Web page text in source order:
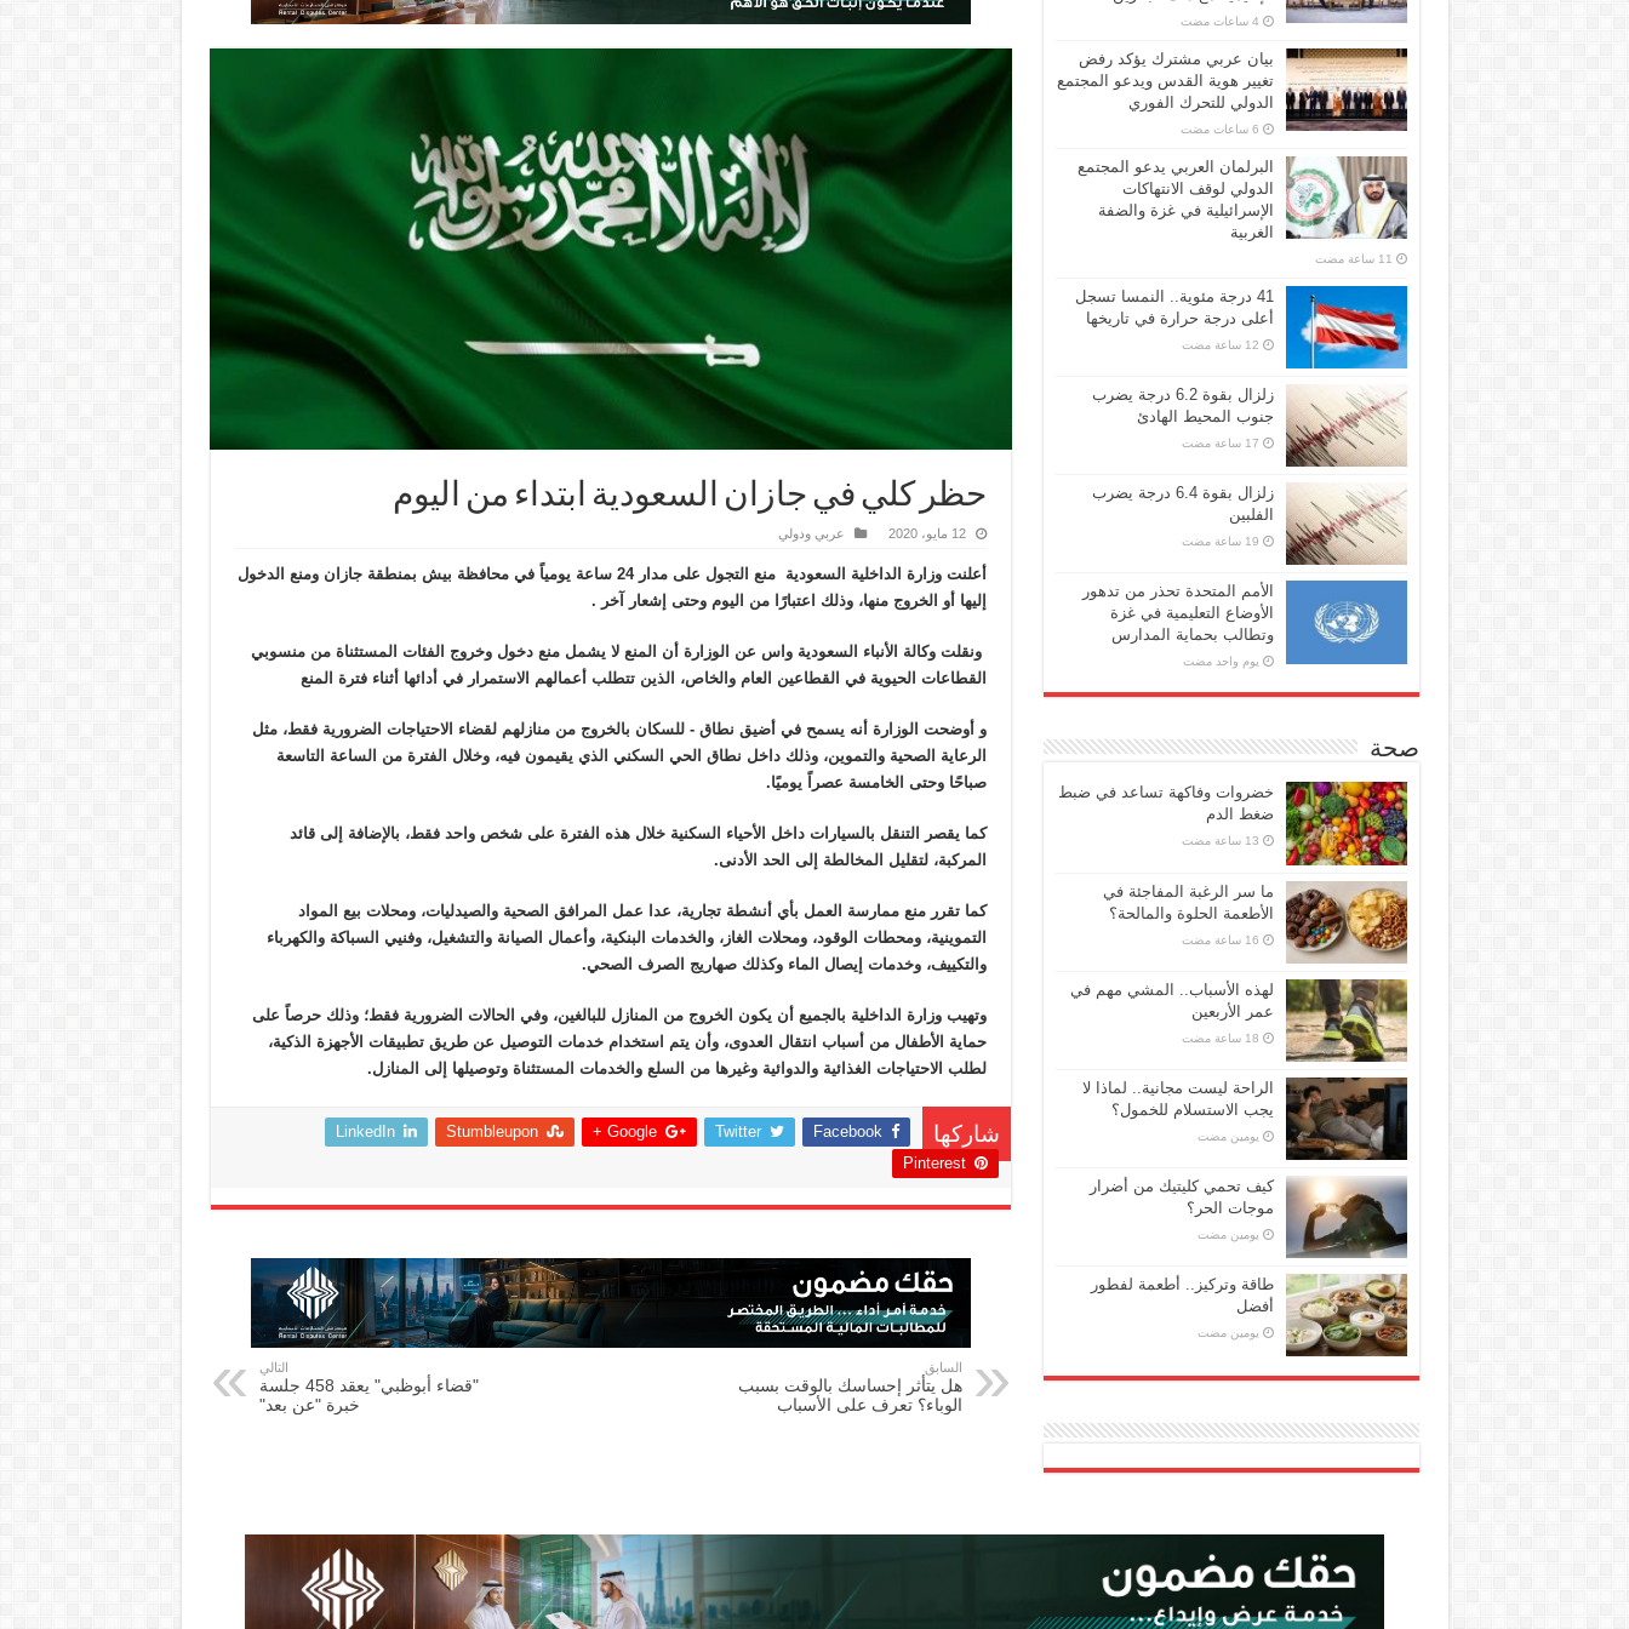
حظر كلي في جازان السعودية ابتداء من اليوم
12 مايو، 2020 عربي ودولي
أعلنت وزارة الداخلية السعودية منع التجول على مدار 24 ساعة يومياً في محافظة بيش بمنطقة جازان ومنع الدخول
إليها أو الخروج منها، وذلك اعتبارًا من اليوم وحتى إشعار آخر .
ونقلت وكالة الأنباء السعودية واس عن الوزارة أن المنع لا يشمل منع دخول وخروج الفئات المستثناة من منسوبي
القطاعات الحيوية في القطاعين العام والخاص، الذين تتطلب أعمالهم الاستمرار في أدائها أثناء فترة المنع
و أوضحت الوزارة أنه يسمح في أضيق نطاق - للسكان بالخروج من منازلهم لقضاء الاحتياجات الضرورية فقط، مثل
الرعاية الصحية والتموين، وذلك داخل نطاق الحي السكني الذي يقيمون فيه، وخلال الفترة من الساعة التاسعة
صباحًا وحتى الخامسة عصراً يوميًا.
كما يقصر التنقل بالسيارات داخل الأحياء السكنية خلال هذه الفترة على شخص واحد فقط، بالإضافة إلى قائد
المركبة، لتقليل المخالطة إلى الحد الأدنى.
كما تقرر منع ممارسة العمل بأي أنشطة تجارية، عدا عمل المرافق الصحية والصيدليات، ومحلات بيع المواد
التموينية، ومحطات الوقود، ومحلات الغاز، والخدمات البنكية، وأعمال الصيانة والتشغيل، وفنيي السباكة والكهرباء
والتكييف، وخدمات إيصال الماء وكذلك صهاريج الصرف الصحي.
وتهيب وزارة الداخلية بالجميع أن يكون الخروج من المنازل للبالغين، وفي الحالات الضرورية فقط؛ وذلك حرصاً على
حماية الأطفال من أسباب انتقال العدوى، وأن يتم استخدام خدمات التوصيل عن طريق تطبيقات الأجهزة الذكية،
لطلب الاحتياجات الغذائية والدوائية وغيرها من السلع والخدمات المستثناة وتوصيلها إلى المنازل.
شاركها Facebook
Twitter
Google +
Stumbleupon
LinkedIn
Pinterest
السابق
هل يتأثر إحساسك بالوقت بسبب
الوباء؟ تعرف على الأسباب
التالي
"قضاء أبوظبي" يعقد 458 جلسة
خبرة "عن بعد"
بيان عربي مشترك يؤكد رفض
تغيير هوية القدس ويدعو المجتمع
الدولي للتحرك الفوري
البرلمان العربي يدعو المجتمع
الدولي لوقف الانتهاكات
الإسرائيلية في غزة والضفة
الغربية
41 درجة مئوية.. النمسا تسجل
أعلى درجة حرارة في تاريخها
زلزال بقوة 6.2 درجة يضرب
جنوب المحيط الهادئ
زلزال بقوة 6.4 درجة يضرب
الفلبين
الأمم المتحدة تحذر من تدهور
الأوضاع التعليمية في غزة
وتطالب بحماية المدارس
‏يوم واحد مضت
صحة
خضروات وفاكهة تساعد في ضبط
ضغط الدم
ما سر الرغبة المفاجئة في
الأطعمة الحلوة والمالحة؟
لهذه الأسباب.. المشي مهم في
عمر الأربعين
الراحة ليست مجانية.. لماذا لا
يجب الاستسلام للخمول؟
‏يومين مضت
كيف تحمي كليتيك من أضرار
موجات الحر؟
‏يومين مضت
طاقة وتركيز.. أطعمة لفطور
أفضل
‏يومين مضت